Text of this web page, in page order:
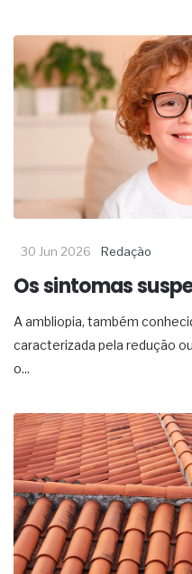
30 Jun 2026 Redação
Os sintomas
A ambliopia, também
caracterizada pela redução
o...